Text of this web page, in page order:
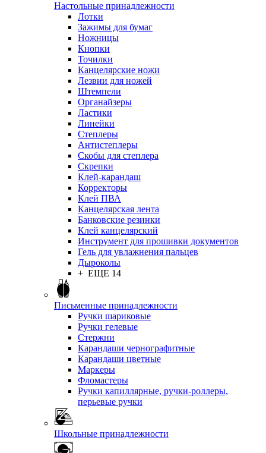
Настольные принадлежности
Лотки
Зажимы для бумаг
Ножницы
Кнопки
Точилки
Канцелярские ножи
Лезвии для ножей
Штемпели
Органайзеры
Ластики
Линейки
Степлеры
Антистеплеры
Скобы для степлера
Скрепки
Клей-карандаш
Корректоры
Клей ПВА
Канцелярская лента
Банковские резинки
Клей канцелярский
Инструмент для прошивки документов
Гель для увлажнения пальцев
Дыроколы
+ ЕЩЕ 14
Письменные принадлежности
Ручки шариковые
Ручки гелевые
Стержни
Карандаши чернографитные
Карандаши цветные
Маркеры
Фломастеры
Ручки капиллярные, ручки-роллеры,
перьевые ручки
Школьные принадлежности